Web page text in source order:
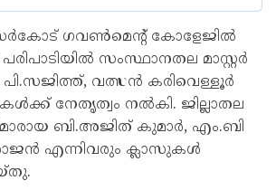
ഗവൺമെന്റ് കോളേജിൽ
സംസ്ഥാനതല മാസ്റ്റർ
പി.സജിത്ത്, വത്സൻ കരിവെള്ളൂർ
നേതൃത്വം നൽകി. ജില്ലാതല
ബി.അജിത് കുമാർ, എം.ബി
എന്നിവരും ക്ലാസുകൾ